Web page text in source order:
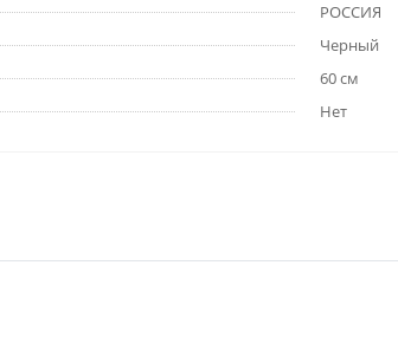
РОССИЯ
Черный
60 см
Нет